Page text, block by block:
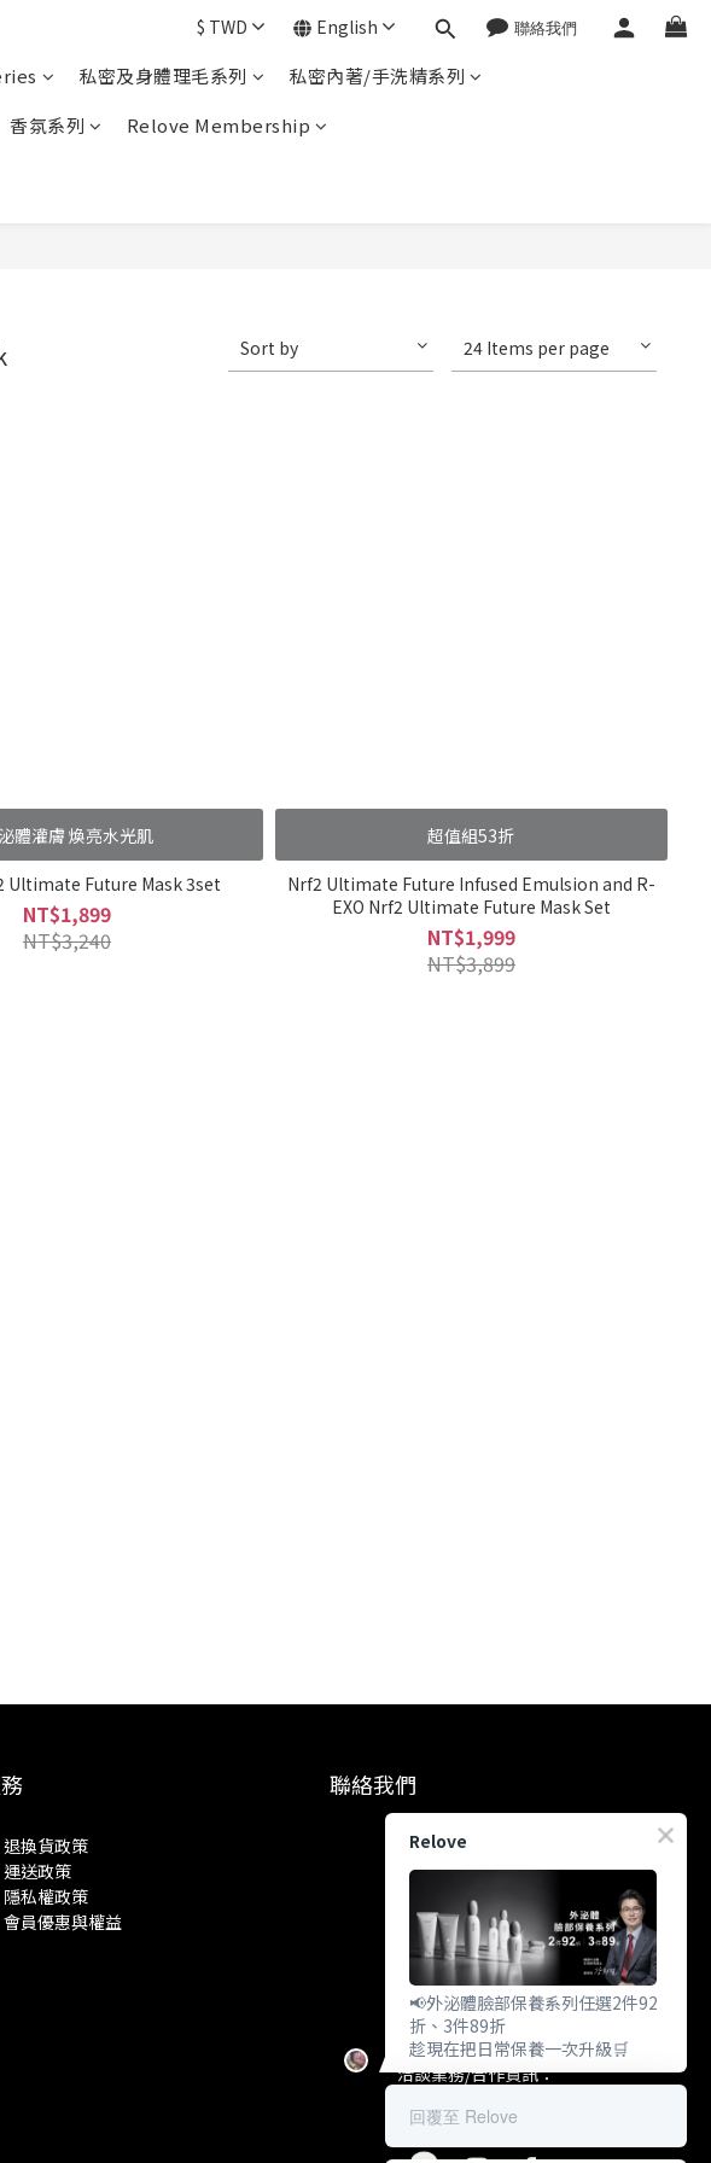
私密及身體理毛系列
私密內著/手洗精系列
香氛系列
Relove Membership
$ TWD English
Sort by 24 Items per page
體灌膚 煥亮水光肌
Ultimate Future Mask 3set
NT$1,899
NT$3,240
超值組53折
Nrf2 Ultimate Future Infused Emulsion and R-
EXO Nrf2 Ultimate Future Mask Set
NT$1,999
NT$3,899
退換貨政策
運送政策
隱私權政策
會員優惠與權益
聯絡我們
上騰美研股份有限公司
統編: 83263746
製造商地址：114台北市內湖區行
善路353號7樓 (不對外營業)
客戶服務信箱：
customer@relove.page
客戶服務電話：0800-060-801
上班時間：週一至週五
10:30~18:30
洽談業務/合作資訊：
Relove
📢外泌體臉部保養系列任選2件92
折、3件89折
趁現在把日常保養一次升級🛒
回覆至 Relove